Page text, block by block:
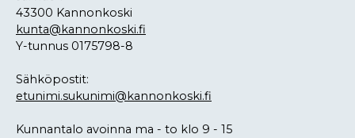
43300 Kannonkoski
kunta@kannonkoski.fi
Y-tunnus 0175798-8
Sähköpostit:
etunimi.sukunimi@kannonkoski.fi
Kunnantalo avoinna ma - to klo 9 - 15